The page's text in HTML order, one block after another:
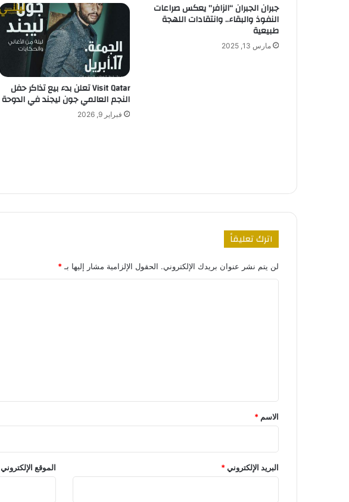
جبران الجبران “الزافر” يعكس صراعات
النفوذ والبقاء.. وانتقادات اللهجة
طبيعية
مارس 13, 2025
Visit Qatar تعلن بدء بيع تذاكر حفل
النجم العالمي جون ليجند في الدوحة
فبراير 9, 2026
اترك تعليقاً
لن يتم نشر عنوان بريدك الإلكتروني. الحقول الإلزامية مشار إليها بـ *
*
الاسم *
البريد الإلكتروني* الموقع الإلكتروني